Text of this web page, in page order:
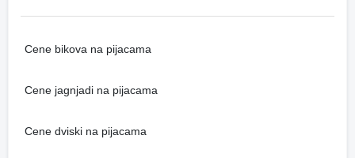
Cene bikova na pijacama
Cene jagnjadi na pijacama
Cene dviski na pijacama